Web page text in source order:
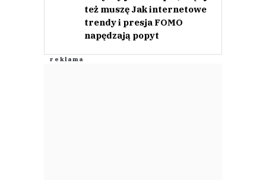
też muszę Jak internetowe
trendy i presja FOMO
napędzają popyt